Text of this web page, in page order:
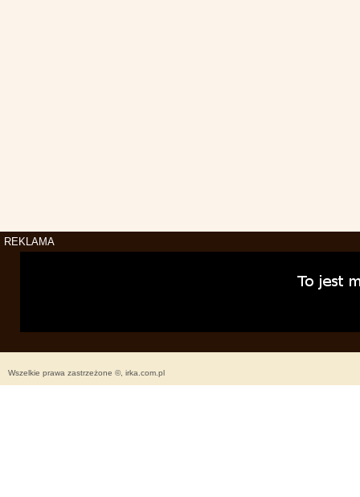
REKLAMA
Wszelkie prawa zastrzeżone ©, irka.com.pl